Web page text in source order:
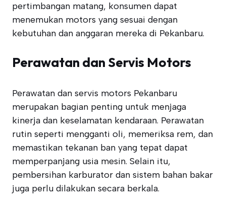
pertimbangan matang, konsumen dapat
menemukan motors yang sesuai dengan
kebutuhan dan anggaran mereka di Pekanbaru.
Perawatan dan Servis Motors
Perawatan dan servis motors Pekanbaru
merupakan bagian penting untuk menjaga
kinerja dan keselamatan kendaraan. Perawatan
rutin seperti mengganti oli, memeriksa rem, dan
memastikan tekanan ban yang tepat dapat
memperpanjang usia mesin. Selain itu,
pembersihan karburator dan sistem bahan bakar
juga perlu dilakukan secara berkala.